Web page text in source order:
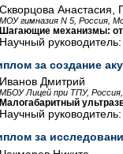
Скворцова Анастасия,
МОУ гимназия N 5, Россия,
Шагающие механизмы:
Научный
за создание
Иванов Дмитрий
МБОУ Лицей при ТПУ,
Малогабаритный
Научный
за